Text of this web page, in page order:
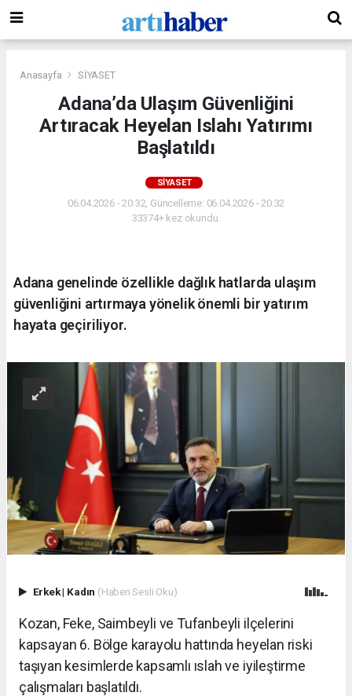
Anasayfa SİYASET
Adana’da Ulaşım Güvenliğini
Artıracak Heyelan Islahı Yatırımı
Başlatıldı
SİYASET
06.04.2026 - 20:32, Güncelleme: 06.04.2026 - 20:32
33374+ kez okundu.
Adana genelinde özellikle dağlık hatlarda ulaşım
güvenliğini artırmaya yönelik önemli bir yatırım
hayata geçiriliyor.
Erkek| Kadın (Haberi Sesli Oku)
Kozan, Feke, Saimbeyli ve Tufanbeyli ilçelerini
kapsayan 6. Bölge karayolu hattında heyelan riski
taşıyan kesimlerde kapsamlı ıslah ve iyileştirme
çalışmaları başlatıldı.